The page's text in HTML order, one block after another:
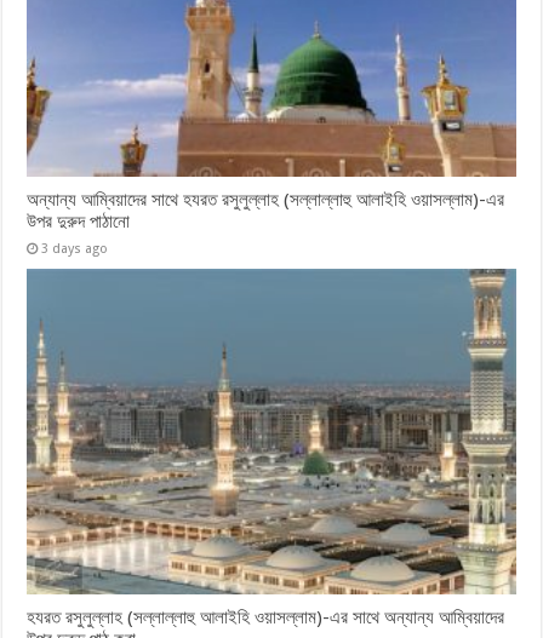
অন্যান্য আম্বিয়াদের সাথে হযরত রসুলুল্লাহ (সল্লাল্লাহু ‎আলাইহি ওয়াসল্লাম)-এর
উপর দুরুদ ‎পাঠানো
3 days ago
হযরত রসুলুল্লাহ (সল্লাল্লাহু ‎আলাইহি ওয়াসল্লাম)-এর সাথে অন্যান্য আম্বিয়াদের